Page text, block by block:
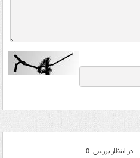
در انتظار بررسی: 0